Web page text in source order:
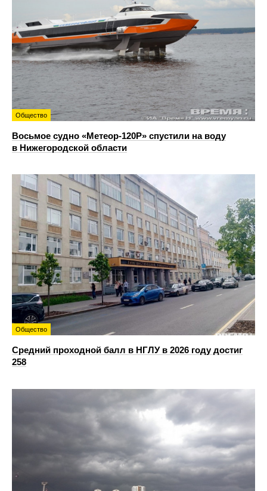
Общество
Восьмое судно «Метеор-120Р» спустили на воду
в Нижегородской области
Общество
Средний проходной балл в НГЛУ в 2026 году достиг
258